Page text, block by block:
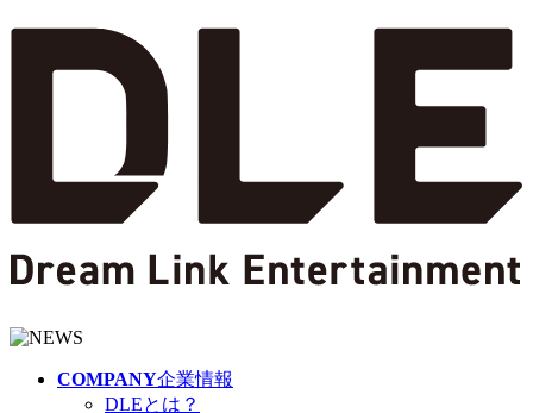
COMPANY企業情報
DLEとは？